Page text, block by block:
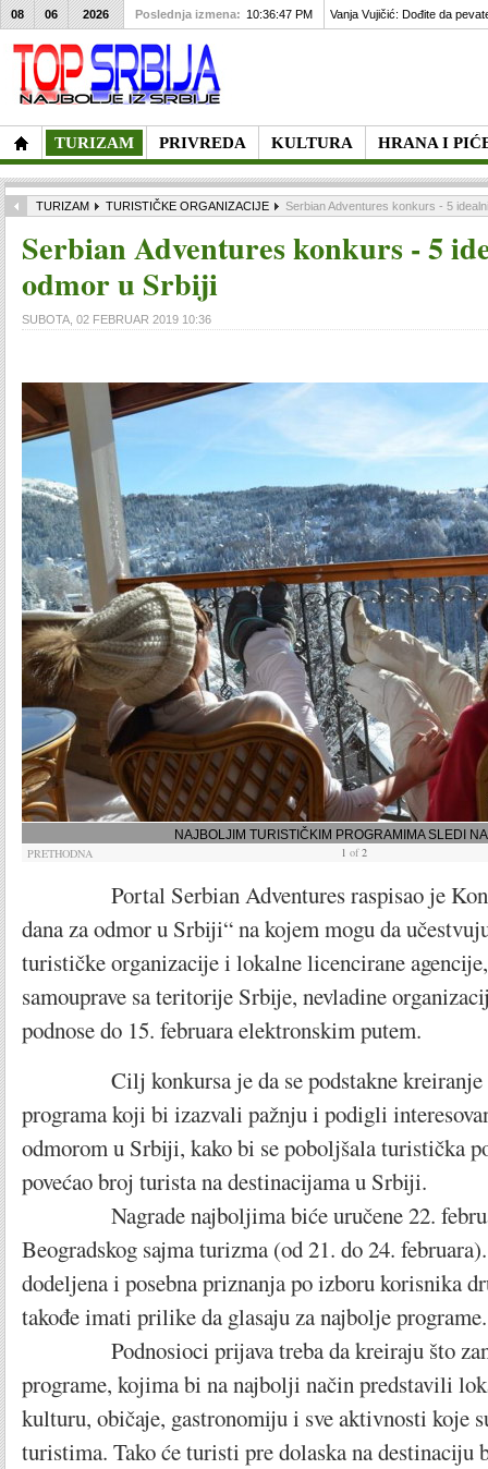
TURIZAM PRIVREDA KULTURA HRANA I
08 06 2026 Poslednja izmena: 10:36:47 PM Vanja Vujičić: Dođite da
TURIZAM TURISTIČKE ORGANIZACIJE Serbian Adventures konkurs - 5
Serbian Adventures konkurs - 5
odmor u Srbiji
SUBOTA, 02 FEBRUAR 2019 10:36
NAJBOLJIM TURISTIČKIM PROGRAMIMA SLEDI
PRETHODNA 1 of2
Portal Serbian Adventures raspisao je
dana za odmor u Srbiji“ na kojem mogu da
turističke organizacije i lokalne licencirane
samouprave sa teritorije Srbije, nevladine
podnose do 15. februara elektronskim putem.
Cilj konkursa je da se podstakne kreiranje
programa koji bi izazvali pažnju i podigli
odmorom u Srbiji, kako bi se poboljšala turistička
povećao broj turista na destinacijama u Srbiji.
Nagrade najboljima biće uručene 22.
Beogradskog sajma turizma (od 21. do 24.
dodeljena i posebna priznanja po izboru korisnika
takođe imati prilike da glasaju za najbolje programe.
Podnosioci prijava treba da kreiraju što
programe, kojima bi na najbolji način predstavili
kulturu, običaje, gastronomiju i sve aktivnosti koje
turistima. Tako će turisti pre dolaska na